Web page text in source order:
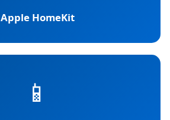
Apple HomeKit
📱